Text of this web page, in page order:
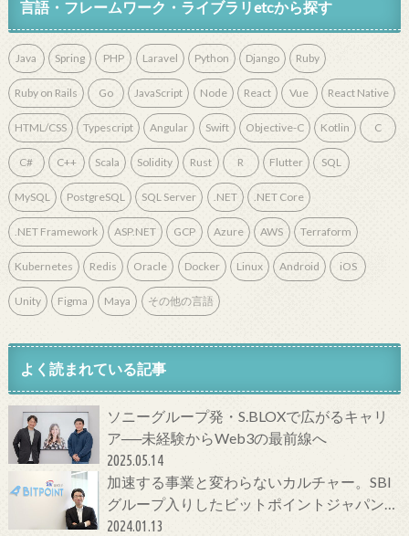
言語・フレームワーク・ライブラリetcから探す
Java Spring PHP Laravel Python Django Ruby
Ruby on Rails Go JavaScript Node React Vue React Native
HTML/CSS Typescript Angular Swift Objective-C Kotlin C
C# C++ Scala Solidity Rust R Flutter SQL
MySQL PostgreSQL SQL Server .NET .NET Core
.NET Framework ASP.NET GCP Azure AWS Terraform
Kubernetes Redis Oracle Docker Linux Android iOS
Unity Figma Maya その他の言語
よく読まれている記事
ソニーグループ発・S.BLOXで広がるキャリ
ア──未経験からWeb3の最前線へ
2025.05.14
加速する事業と変わらないカルチャー。SBI
グループ入りしたビットポイントジャパンの
今をCTOに聞いてみた！
2024.01.13